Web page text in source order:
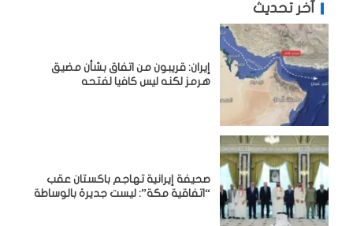
آخر تحديث
إيران: قريبون من اتفاق بشأن مضيق
هرمز لكنه ليس كافيا لفتحه
صحيفة إيرانية تهاجم باكستان عقب
“اتفاقية مكة”: ليست جديرة بالوساطة